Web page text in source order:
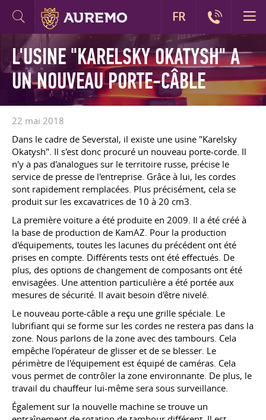
L'USINE "KARELSKY OKATYSH" A
UN NOUVEAU PORTE-CÂBLE
22 mai 2018
Dans le cadre de Severstal, il existe une usine "Karelsky
Okatysh". Il s'est donc procuré un nouveau porte-corde. Il
n'y a pas d'analogues sur le territoire russe, précise le
service de presse de l'entreprise. Grâce à lui, les cordes
sont rapidement remplacées. Plus précisément, cela se
produit sur les excavatrices de 10 à 20 cm3.
La première voiture a été produite en 2009. Il a été créé à
la base de production de KamAZ. Pour la production
d'équipements, toutes les lacunes du précédent ont été
prises en compte. Différents tests ont été effectués. De
plus, des options de changement de composants ont été
envisagées. Une attention particulière a été portée aux
mesures de sécurité. Il avait besoin d'être nivelé.
Le nouveau porte-câble a reçu une grille spéciale. Le
lubrifiant qui se forme sur les cordes ne restera pas dans la
zone. Nous parlons de la zone avec des tambours. Cela
empêche l'opérateur de glisser et de se blesser. Le
périmètre de l'équipement est équipé de caméras. Cela
vous permet de contrôler la zone environnante. De plus, le
travail du chauffeur lui-même sera sous surveillance.
Également sur la nouvelle machine se trouve un
FR